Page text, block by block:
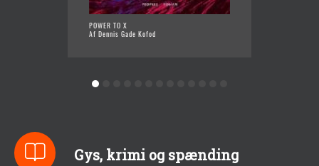
POWER TO X
Af Dennis Gade Kofod
Gys, krimi og spænding